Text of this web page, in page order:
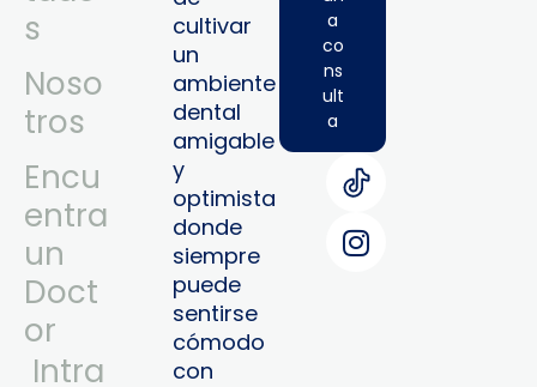
s
Noso
tros
Encu
entra
un
Doct
or
Intra
cultivar
un
ambiente
dental
amigable
y
optimista
donde
siempre
puede
sentirse
cómodo
con
a
co
ns
ult
a